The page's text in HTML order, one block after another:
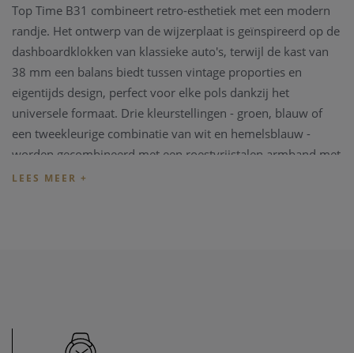
Top Time B31 combineert retro-esthetiek met een modern
randje. Het ontwerp van de wijzerplaat is geïnspireerd op de
dashboardklokken van klassieke auto's, terwijl de kast van
38 mm een balans biedt tussen vintage proporties en
eigentijds design, perfect voor elke pols dankzij het
universele formaat. Drie kleurstellingen - groen, blauw of
een tweekleurige combinatie van wit en hemelsblauw -
worden gecombineerd met een roestvrijstalen armband met
drie rijen of een band van geperforeerd kalfsleer die een
door een saffierglas.